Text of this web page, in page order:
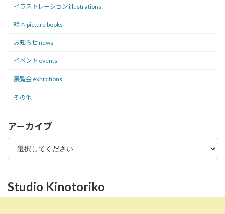
イラストレーション illustrations
絵本 picture books
お知らせ news
イベント events
展覧会 exhibitions
その他
アーカイブ
Studio Kinotoriko